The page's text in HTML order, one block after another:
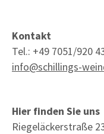
Kontakt
Tel.: +49 7051/920
info@schillings-
Hier finden Sie uns
Riegeläckerstraße